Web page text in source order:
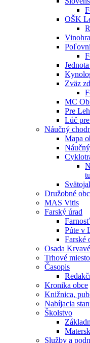
OŠK
Zväz
MC
Pre
Lúč
Náučný
Mapa
Družobné
MAS Vitis
Farský úrad
Farnosť
Púte v
Farské
Osada
Trhové miesto
Časopis
Kronika obce
Knižnica,
Nabíjacia
Školstvo
Služby a